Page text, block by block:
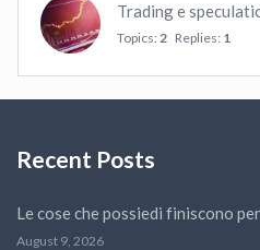
Trading e
Topics: 2 Replies: 1
Recent Posts
Le cose che possiedi finiscono
August 9, 2026